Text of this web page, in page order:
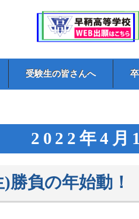
受験生の皆さんへ
2022年4月
勝負の年始動！